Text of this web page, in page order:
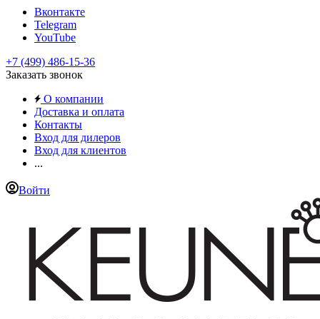
Вконтакте
Telegram
YouTube
+7 (499) 486-15-36
Заказать звонок
О компании
Доставка и оплата
Контакты
Вход для дилеров
Вход для клиентов
...
Войти